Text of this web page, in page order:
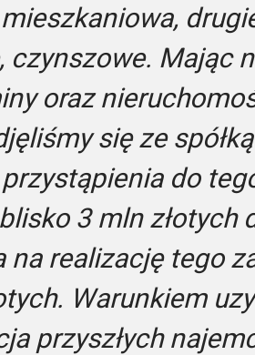
czynszowe. Mając
oraz
się ze
do
3 mln złotych
na realizację tego
Warunkiem
przyszłych